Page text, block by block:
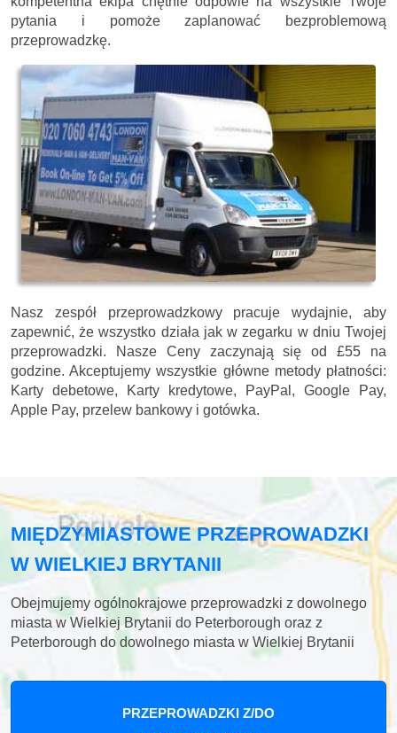
pytania i pomoże zaplanować bezproblemową
przeprowadzkę.
Nasz zespół przeprowadzkowy pracuje wydajnie, aby
zapewnić, że wszystko działa jak w zegarku w dniu Twojej
przeprowadzki. Nasze Ceny zaczynają się od £55 na
godzine. Akceptujemy wszystkie główne metody płatności:
Karty debetowe, Karty kredytowe, PayPal, Google Pay,
Apple Pay, przelew bankowy i gotówka.
MIĘDZYMIASTOWE PRZEPROWADZKI
W WIELKIEJ BRYTANII
Obejmujemy ogólnokrajowe przeprowadzki z dowolnego
miasta w Wielkiej Brytanii do Peterborough oraz z
Peterborough do dowolnego miasta w Wielkiej Brytanii
PRZEPROWADZKI Z/DO